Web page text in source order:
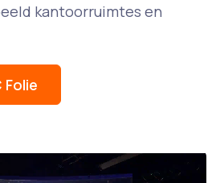
kantoorruimtes en
Folie